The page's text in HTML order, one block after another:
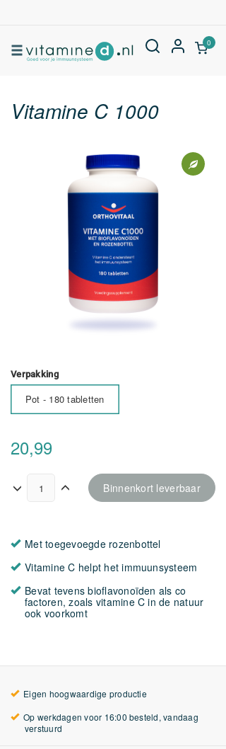
0
Vitamine C 1000
Verpakking
Pot - 180 tabletten
20,99
Binnenkort leverbaar
Met toegevoegde rozenbottel
Vitamine C helpt het immuunsysteem
Bevat tevens bioflavonoïden als co
factoren, zoals vitamine C in de natuur
ook voorkomt
Eigen hoogwaardige productie
Op werkdagen voor 16:00 besteld, vandaag
verstuurd